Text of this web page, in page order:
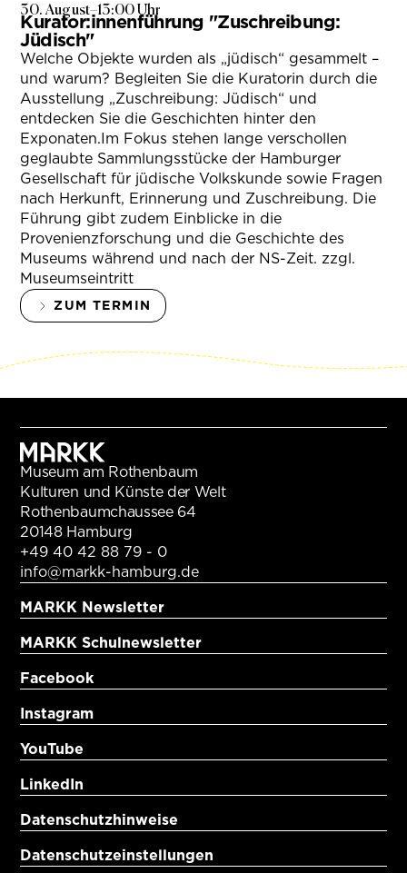
30. August–13:00 Uhr
Kurator:innenführung "Zuschreibung:
Jüdisch"
Welche Objekte wurden als „jüdisch“ gesammelt –
und warum? Begleiten Sie die Kuratorin durch die
Ausstellung „Zuschreibung: Jüdisch“ und
entdecken Sie die Geschichten hinter den
Exponaten.Im Fokus stehen lange verschollen
geglaubte Sammlungsstücke der Hamburger
Gesellschaft für jüdische Volkskunde sowie Fragen
nach Herkunft, Erinnerung und Zuschreibung. Die
Führung gibt zudem Einblicke in die
Provenienzforschung und die Geschichte des
Museums während und nach der NS-Zeit. zzgl.
Museumseintritt
ZUM TERMIN
Museum am Rothenbaum
Kulturen und Künste der Welt
Rothenbaumchaussee 64
20148 Hamburg
+49 40 42 88 79 - 0
info@markk-hamburg.de
MARKK Newsletter
MARKK Schulnewsletter
Facebook
Instagram
YouTube
LinkedIn
Datenschutzhinweise
Datenschutzeinstellungen